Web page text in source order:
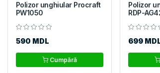
Polizor unghiular Procraft
PW1050
590 MDL
Cumpără
Polizor
RDP-
699